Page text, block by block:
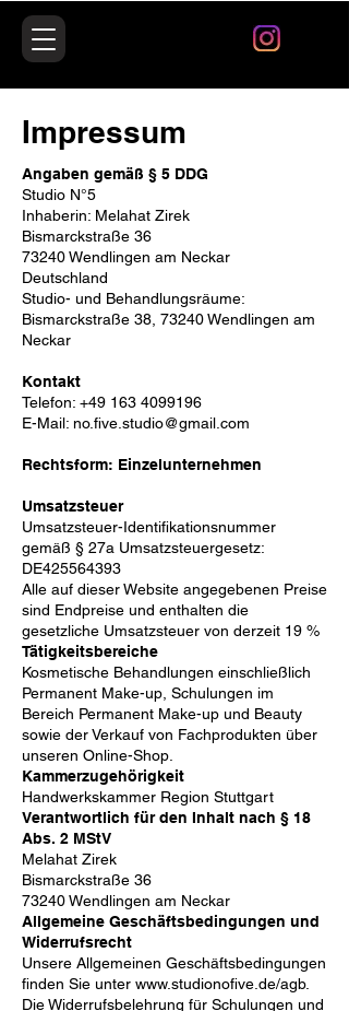
Impressum
Angaben gemäß § 5 DDG
Studio N°5
Inhaberin: Melahat Zirek
Bismarckstraße 36
73240 Wendlingen am Neckar
Deutschland
Studio- und Behandlungsräume:
Bismarckstraße 38, 73240 Wendlingen am
Neckar
Kontakt
Telefon: +49 163 4099196
E-Mail: no.five.studio@gmail.com
Rechtsform: Einzelunternehmen
Umsatzsteuer
Umsatzsteuer-Identifikationsnummer
gemäß § 27a Umsatzsteuergesetz:
DE425564393
Alle auf dieser Website angegebenen Preise
sind Endpreise und enthalten die
gesetzliche Umsatzsteuer von derzeit 19 %
Tätigkeitsbereiche
Kosmetische Behandlungen einschließlich
Permanent Make-up, Schulungen im
Bereich Permanent Make-up und Beauty
sowie der Verkauf von Fachprodukten über
unseren Online-Shop.
Kammerzugehörigkeit
Handwerkskammer Region Stuttgart
Verantwortlich für den Inhalt nach § 18
Abs. 2 MStV
Melahat Zirek
Bismarckstraße 36
73240 Wendlingen am Neckar
Allgemeine Geschäftsbedingungen und
Widerrufsrecht
Unsere Allgemeinen Geschäftsbedingungen
finden Sie unter www.studionofive.de/agb.
Die Widerrufsbelehrung für Schulungen und